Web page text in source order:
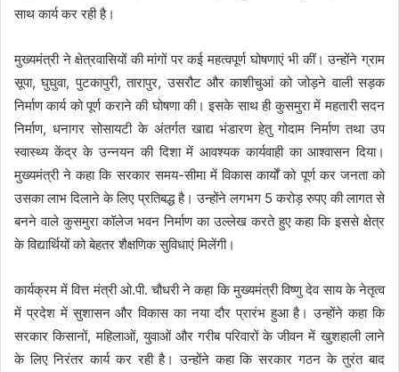
साथ कार्य कर रही है।
मुख्यमंत्री ने क्षेत्रवासियों की मांगों पर कई महत्वपूर्ण घोषणाएं भी कीं। उन्होंने ग्राम
सूपा, घुघुवा, पुटकापुरी, तारापुर, उसरौट और काशीचुआं को जोड़ने वाली सड़क
निर्माण कार्य को पूर्ण कराने की घोषणा की। इसके साथ ही कुसमुरा में महतारी सदन
निर्माण, धनागर सोसायटी के अंतर्गत खाद्य भंडारण हेतु गोदाम निर्माण तथा उप
स्वास्थ्य केंद्र के उन्नयन की दिशा में आवश्यक कार्यवाही का आश्वासन दिया।
मुख्यमंत्री ने कहा कि सरकार समय-सीमा में विकास कार्यों को पूर्ण कर जनता को
उसका लाभ दिलाने के लिए प्रतिबद्ध है। उन्होंने लगभग 5 करोड़ रुपए की लागत से
बनने वाले कुसमुरा कॉलेज भवन निर्माण का उल्लेख करते हुए कहा कि इससे क्षेत्र
के विद्यार्थियों को बेहतर शैक्षणिक सुविधाएं मिलेंगी।
कार्यक्रम में वित्त मंत्री ओ.पी. चौधरी ने कहा कि मुख्यमंत्री विष्णु देव साय के नेतृत्व
में प्रदेश में सुशासन और विकास का नया दौर प्रारंभ हुआ है। उन्होंने कहा कि
सरकार किसानों, महिलाओं, युवाओं और गरीब परिवारों के जीवन में खुशहाली लाने
के लिए निरंतर कार्य कर रही है। उन्होंने कहा कि सरकार गठन के तुरंत बाद